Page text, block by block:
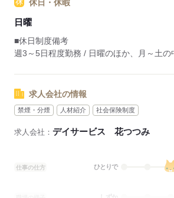
休日・休暇
日曜
■休日制度備考
週3～5日程度勤務 / 日曜のほか、月～土の
求人会社の情報
禁煙・分煙 人材紹介 社会保険制度
求人会社： デイサービス 花つつみ
仕事の仕方 ひとりで